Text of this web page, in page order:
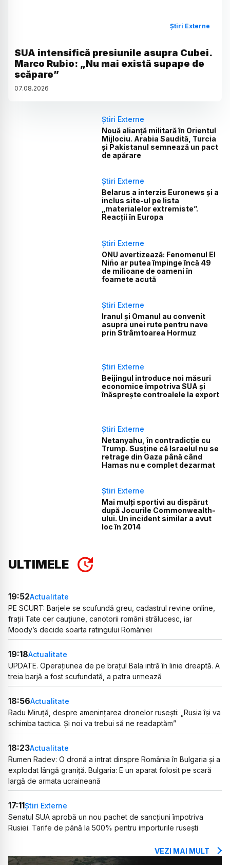
Știri Externe
SUA intensifică presiunile asupra Cubei.
Marco Rubio: „Nu mai există supape de
scăpare”
07.08.2026
Știri Externe
Nouă alianță militară în Orientul
Mijlociu. Arabia Saudită, Turcia
și Pakistanul semnează un pact
de apărare
Știri Externe
Belarus a interzis Euronews și a
inclus site-ul pe lista
„materialelor extremiste”.
Reacții în Europa
Știri Externe
ONU avertizează: Fenomenul El
Niño ar putea împinge încă 49
de milioane de oameni în
foamete acută
Știri Externe
Iranul și Omanul au convenit
asupra unei rute pentru nave
prin Strâmtoarea Hormuz
Știri Externe
Beijingul introduce noi măsuri
economice împotriva SUA și
înăsprește controalele la export
Știri Externe
Netanyahu, în contradicție cu
Trump. Susține că Israelul nu se
retrage din Gaza până când
Hamas nu e complet dezarmat
Știri Externe
Mai mulți sportivi au dispărut
după Jocurile Commonwealth-
ului. Un incident similar a avut
loc în 2014
ULTIMELE
19:52Actualitate
PE SCURT: Barjele se scufundă greu, cadastrul revine online,
frații Tate cer cauțiune, canotorii români strălucesc, iar
Moody’s decide soarta ratingului României
19:18Actualitate
UPDATE. Operațiunea de pe brațul Bala intră în linie dreaptă. A
treia barjă a fost scufundată, a patra urmează
18:56Actualitate
Radu Miruță, despre amenințarea dronelor rusești: „Rusia își va
schimba tactica. Și noi va trebui să ne readaptăm”
18:23Actualitate
Rumen Radev: O dronă a intrat dinspre România în Bulgaria și a
explodat lângă graniță. Bulgaria: E un aparat folosit pe scară
largă de armata ucraineană
17:11Știri Externe
Senatul SUA aprobă un nou pachet de sancțiuni împotriva
Rusiei. Tarife de până la 500% pentru importurile rusești
VEZI MAI MULT